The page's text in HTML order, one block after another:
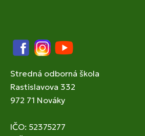
FacebookInstagram
YouTube
Stredná odborná škola
Rastislavova 332
972 71 Nováky
IČO: 52375277